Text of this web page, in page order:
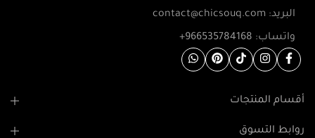
البريد: contact@chicsouq.com
واتساب: 966535784168+
أقسام المنتجات
روابط التسوق